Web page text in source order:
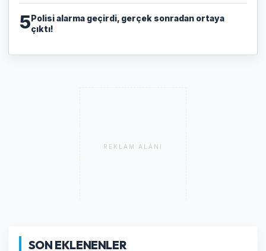
5Polisi alarma geçirdi, gerçek sonradan ortaya
çıktı!
REKLAM ALANI
SON EKLENENLER